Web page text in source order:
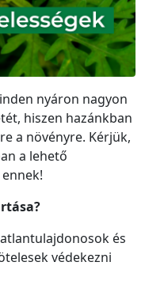
nyáron nagyon
hiszen hazánkban
a növényre. Kérjük,
a lehető
és
védekezni